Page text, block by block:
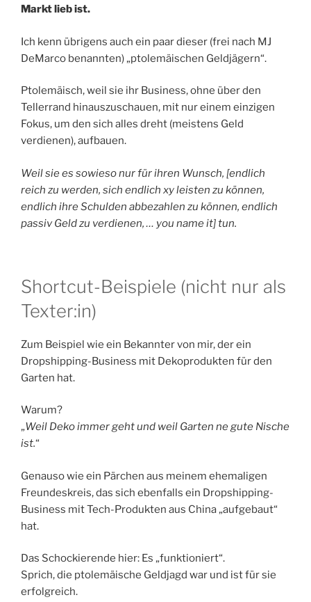
Markt lieb ist.
Ich kenn übrigens auch ein paar dieser (frei nach MJ
DeMarco benannten) „ptolemäischen Geldjägern“.
Ptolemäisch, weil sie ihr Business, ohne über den
Tellerrand hinauszuschauen, mit nur einem einzigen
Fokus, um den sich alles dreht (meistens Geld
verdienen), aufbauen.
Weil sie es sowieso nur für ihren Wunsch, [endlich
reich zu werden, sich endlich xy leisten zu können,
endlich ihre Schulden abbezahlen zu können, endlich
passiv Geld zu verdienen, … you name it]tun.
Shortcut-Beispiele (nicht nur als
Texter:in)
Zum Beispiel wie ein Bekannter von mir, der ein
Dropshipping-Business mit Dekoprodukten für den
Garten hat.
Warum?
„Weil Deko immer geht und weil Garten ne gute Nische
ist.“
Genauso wie ein Pärchen aus meinem ehemaligen
Freundeskreis, das sich ebenfalls ein Dropshipping-
Business mit Tech-Produkten aus China „aufgebaut“
hat.
Das Schockierende hier: Es „funktioniert“.
Sprich, die ptolemäische Geldjagd war und ist für sie
erfolgreich.